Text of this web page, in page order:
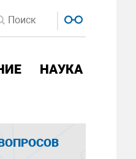
НАУКА